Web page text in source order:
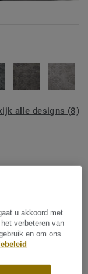
alle designs (8)
rol in de nieuwe
moderne
sfeer
worden
u akkoord met
verbeteren van
en om ons